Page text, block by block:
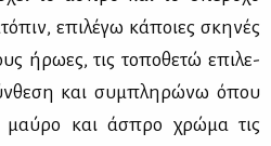
επι­λέ­γω κά­ποιες σκη­νές
ήρω­ες, τις το­πο­θε­τώ επι­λε­
και συ­μπλη­ρώ­νω όπου
μαύ­ρο και άσπρο χρώ­μα τις